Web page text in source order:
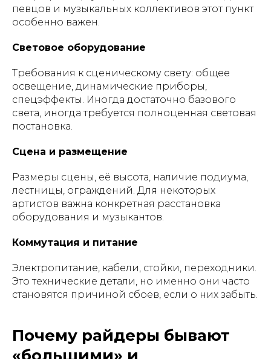
певцов и музыкальных коллективов этот пункт
особенно важен.
Световое оборудование
Требования к сценическому свету: общее
освещение, динамические приборы,
спецэффекты. Иногда достаточно базового
света, иногда требуется полноценная световая
постановка.
Сцена и размещение
Размеры сцены, её высота, наличие подиума,
лестницы, ограждений. Для некоторых
артистов важна конкретная расстановка
оборудования и музыкантов.
Коммутация и питание
Электропитание, кабели, стойки, переходники.
Это технические детали, но именно они часто
становятся причиной сбоев, если о них забыть.
Почему райдеры бывают